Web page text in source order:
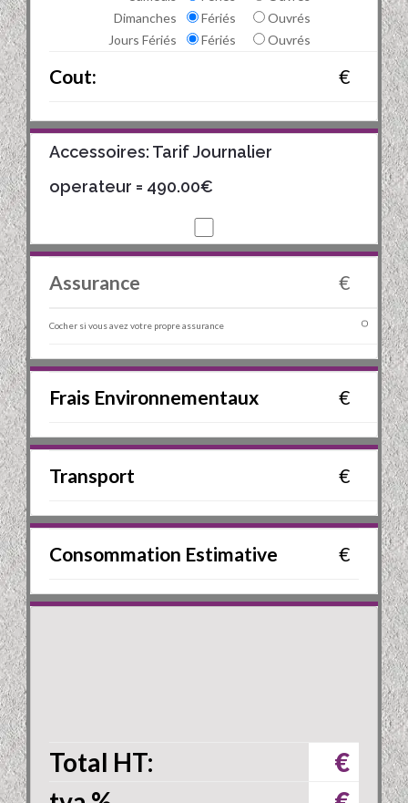
Dimanches
Fériés
Ouvrés
Jours Fériés
Fériés Ouvrés
Cout: €
Accessoires: Tarif Journalier
operateur = 490.00€
Assurance €
Cocher si vous avez votre propre assurance
Frais Environnementaux €
Transport €
Consommation Estimative €
Total HT:
€